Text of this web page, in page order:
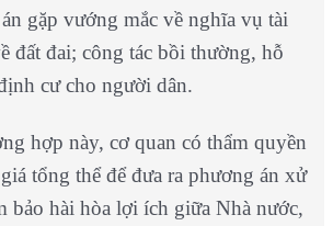
gặp vướng mắc về nghĩa vụ tài
đất đai; công tác bồi thường, hỗ
cư cho người dân.
hợp này, cơ quan có thẩm quyền
tổng thể để đưa ra phương án xử
bảo hài hòa lợi ích giữa Nhà nước,